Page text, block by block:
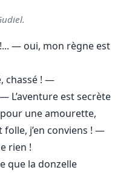
— oui, mon règne est
chassé ! —
L’aventure est secrète
une amourette,
j’en conviens ! —
rien !
que la donzelle